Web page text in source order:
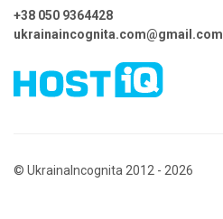
+38 050 9364428
ukrainaincognita.com@gmail.com
© UkrainaIncognita 2012 - 2026